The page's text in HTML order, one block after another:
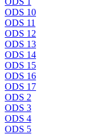
ODS 10
ODS 11
ODS 12
ODS 13
ODS 14
ODS 15
ODS 16
ODS 17
ODS 2
ODS 3
ODS 4
ODS 5